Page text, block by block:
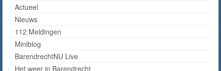
Actueel
Nieuws
112 Meldingen
Miniblog
BarendrechtNU Live
Het weer in Barendrecht